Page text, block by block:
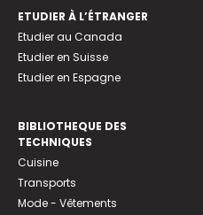
ETUDIER À L’ÉTRANGER
Etudier au Canada
Etudier en Suisse
Etudier en Espagne
BIBLIOTHEQUE DES
TECHNIQUES
Cuisine
Transports
Mode - Vêtements